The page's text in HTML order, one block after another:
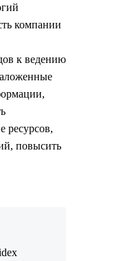
компании
к ведению
ресурсов,
повысить